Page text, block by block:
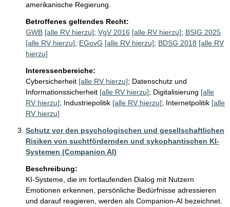
amerikanische Regierung.
Betroffenes geltendes Recht:
GWB [alle RV hierzu]; VgV 2016 [alle RV hierzu]; BSIG 2025
[alle RV hierzu]; EGovG [alle RV hierzu]; BDSG 2018 [alle RV
hierzu]
Interessenbereiche:
Cybersicherheit [alle RV hierzu]; Datenschutz und
Informationssicherheit [alle RV hierzu]; Digitalisierung [alle
RV hierzu]; Industriepolitik [alle RV hierzu]; Internetpolitik [alle
RV hierzu]
Schutz vor den psychologischen und gesellschaftlichen
Risiken von suchtfördernden und sykophantischen KI-
Systemen (Companion AI)
Beschreibung:
KI-Systeme, die im fortlaufenden Dialog mit Nutzern
Emotionen erkennen, persönliche Bedürfnisse adressieren
und darauf reagieren, werden als Companion-AI bezeichnet.